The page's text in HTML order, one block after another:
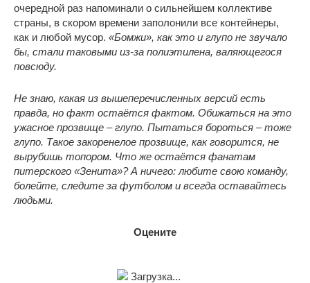
очередной раз напоминали о сильнейшем коллективе
страны, в скором времени заполонили все контейнеры,
как и любой мусор. «Бомжи», как это и глупо не звучало
бы, стали таковыми из-за полиэтилена, валяющегося
повсюду.
Не знаю, какая из вышеперечисленных версий есть
правда, но факт остаётся фактом. Обижаться на это
ужасное прозвище – глупо. Пытаться бороться – тоже
глупо. Такое закоренелое прозвище, как говорится, не
вырубишь топором. Что же остаётся фанатам
питерского «Зенита»? А ничего: любите свою команду,
болейте, следите за футболом и всегда оставайтесь
людьми.
Оцените
Загрузка...